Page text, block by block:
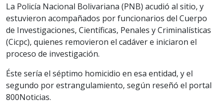
La Policía Nacional Bolivariana (PNB) acudió al sitio, y
estuvieron acompañados por funcionarios del Cuerpo
de Investigaciones, Científicas, Penales y Criminalísticas
(Cicpc), quienes removieron el cadáver e iniciaron el
proceso de investigación.
Éste sería el séptimo homicidio en esa entidad, y el
segundo por estrangulamiento, según reseñó el portal
800Noticias.